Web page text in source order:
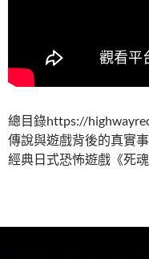
總目錄https://
傳說與遊戲背後的真實
經典日式恐怖遊戲《死